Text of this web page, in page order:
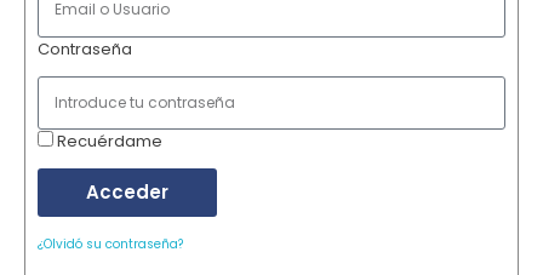
Contraseña
Recuérdame
Acceder
¿Olvidó su contraseña?